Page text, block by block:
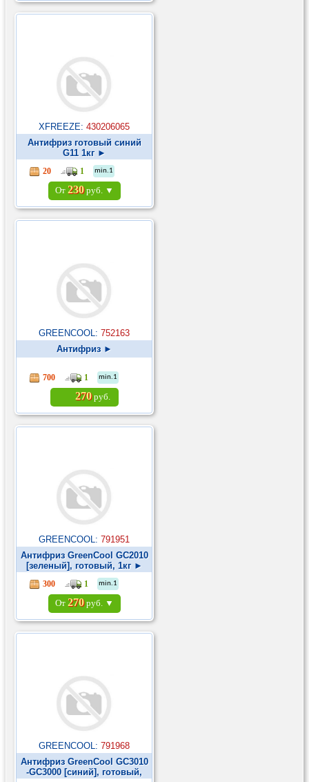
XFREEZE: 430206065
Антифриз готовый синий
G11 1кг ►
20 1 min.1
От 230руб. ▼
GREENCOOL: 752163
Антифриз ►
700 1 min.1
270руб.
GREENCOOL: 791951
Антифриз GreenCool GС2010
[зеленый], готовый, 1кг ►
300 1 min.1
От 270руб. ▼
GREENCOOL: 791968
Антифриз GreenCool GС3010
-GC3000 [синий], готовый,